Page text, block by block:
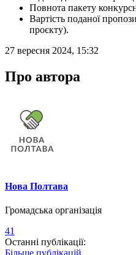
Повнота пакету
Вартість поданої
проєкту).
27 вересня 2024, 15:32
Про автора
Нова Полтава
Громадська організація
41
Останні публікації: